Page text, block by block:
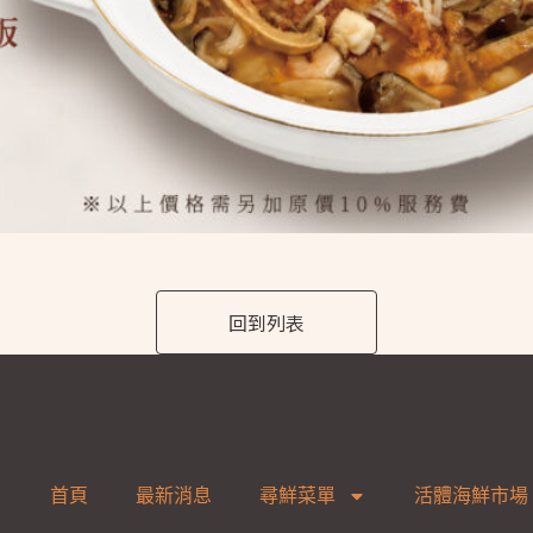
回到列表
首頁 最新消息 尋鮮菜單 活體海鮮市場